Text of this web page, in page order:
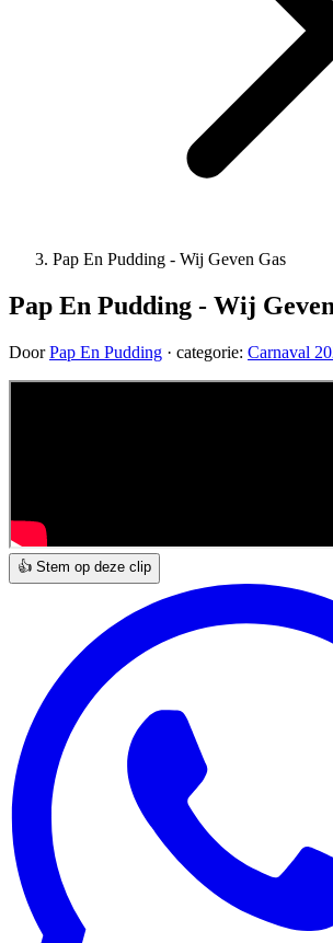
Pap En Pudding - Wij Geven Gas
Pap En Pudding - Wij
DoorPap En Pudding · categorie: Carnaval
👍 Stem op deze clip